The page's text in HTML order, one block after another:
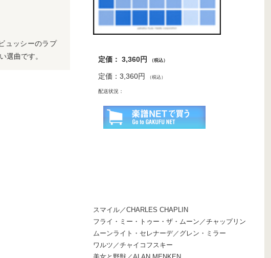
ュッシーのラプ
選曲です。
定価： 3,360円 （税込）
定価：3,360円 （税込）
配送状況：
スマイル／CHARLES CHAPLIN
フライ・ミー・トゥー・ザ・ムーン／チャップリン
ムーンライト・セレナーデ／グレン・ミラー
ワルツ／チャイコフスキー